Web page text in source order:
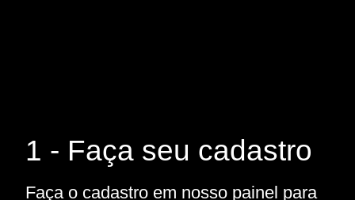
1 - Faça seu cadastro
Faça o cadastro em nosso painel para